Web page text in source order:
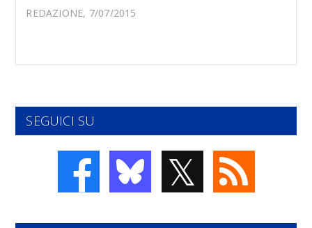
REDAZIONE, 7/07/2015
SEGUICI SU
𝕏